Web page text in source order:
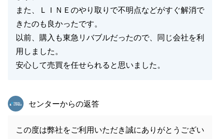
また、ＬＩＮＥのやり取りで不明点などがすぐ解消で
きたのも良かったです。
以前、購入も東急リバブルだったので、同じ会社を利
用しました。
安心して売買を任せられると思いました。
東急リバブル
センターからの返答
この度は弊社をご利用いただき誠にありがとうござい